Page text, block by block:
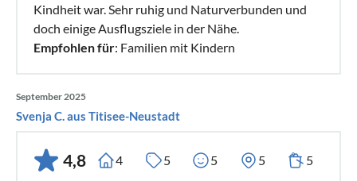
Kindheit war. Sehr ruhig und Naturverbunden und
doch einige Ausflugsziele in der Nähe.
Empfohlen für: Familien mit Kindern
September 2025
Svenja C. aus Titisee-Neustadt
4,8 4 5 5 5 5